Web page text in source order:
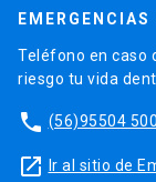
EMERGENCIAS
Teléfono en caso
riesgo tu vida
phone (56)95504
launch Ir al sitio de